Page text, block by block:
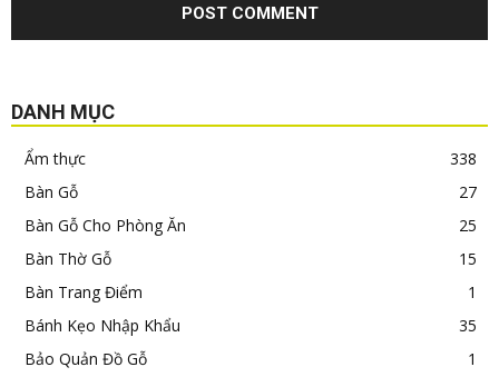
DANH MỤC
Ẩm thực
338
Bàn Gỗ
27
Bàn Gỗ Cho Phòng Ăn
25
Bàn Thờ Gỗ
15
Bàn Trang Điểm
1
Bánh Kẹo Nhập Khẩu
35
Bảo Quản Đồ Gỗ
1